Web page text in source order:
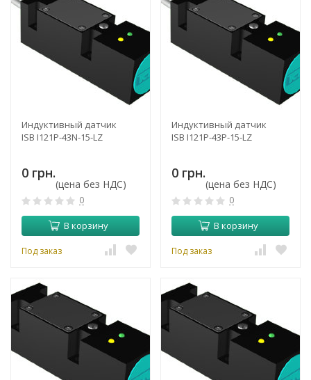
Индуктивный датчик
ISB I121P-43N-15-LZ
0 грн.
(цена без НДС)
0
В корзину
Под заказ
Индуктивный датчик
ISB I121P-43P-15-LZ
0 грн.
(цена без НДС)
0
В корзину
Под заказ